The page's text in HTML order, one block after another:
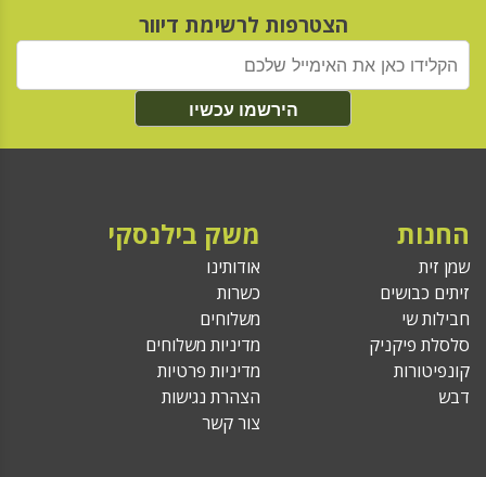
הצטרפות לרשימת דיוור
הירשמו עכשיו
החנות
שמן זית
זיתים כבושים
חבילות שי
סלסלת פיקניק
קונפיטורות
דבש
משק בילנסקי
אודותינו
כשרות
משלוחים
מדיניות משלוחים
מדיניות פרטיות
הצהרת נגישות
צור קשר